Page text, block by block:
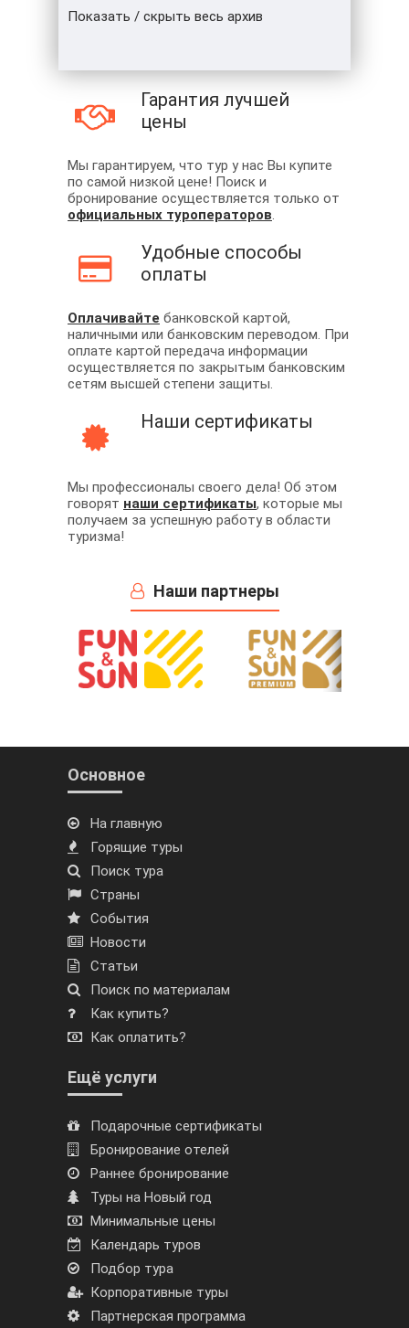
Показать / скрыть весь архив
Гарантия лучшей
цены
Мы гарантируем, что тур у нас Вы купите
по самой низкой цене! Поиск и
бронирование осуществляется только от
официальных туроператоров.
Удобные способы
оплаты
Оплачивайте банковской картой,
наличными или банковским переводом. При
оплате картой передача информации
осуществляется по закрытым банковским
сетям высшей степени защиты.
Наши сертификаты
Мы профессионалы своего дела! Об этом
говорят наши сертификаты, которые мы
получаем за успешную работу в области
туризма!
Наши партнеры
Основное
На главную
Горящие туры
Поиск тура
Страны
События
Новости
Статьи
Поиск по материалам
Как купить?
Как оплатить?
Ещё услуги
Подарочные сертификаты
Бронирование отелей
Раннее бронирование
Туры на Новый год
Минимальные цены
Календарь туров
Подбор тура
Корпоративные туры
Партнерская программа